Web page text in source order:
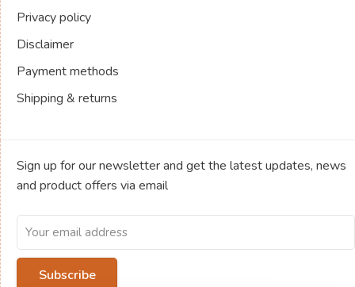
Privacy policy
Disclaimer
Payment methods
Shipping & returns
Sign up for our newsletter and get the latest updates, news
and product offers via email
Subscribe